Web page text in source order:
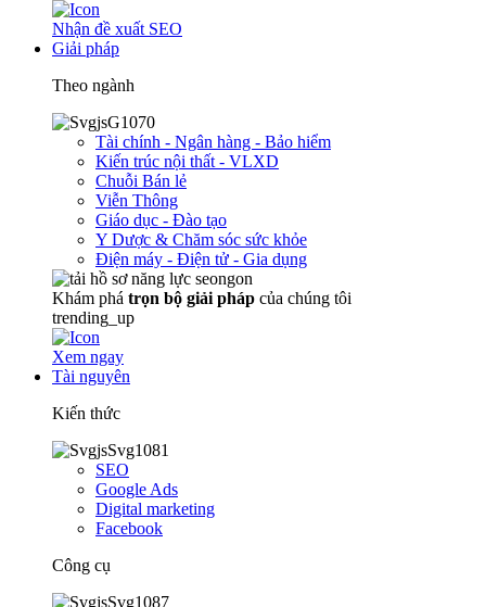
Nhận đề xuất SEO
Giải pháp
Theo ngành
Tài chính - Ngân hàng - Bảo hiểm
Kiến trúc nội thất - VLXD
Chuỗi Bán lẻ
Viễn Thông
Giáo dục - Đào tạo
Y Dược & Chăm sóc sức khỏe
Điện máy - Điện tử - Gia dụng
Khám phá trọn bộ giải pháp của chúng tôi
trending_up
Xem ngay
Tài nguyên
Kiến thức
SEO
Google Ads
Digital marketing
Facebook
Công cụ